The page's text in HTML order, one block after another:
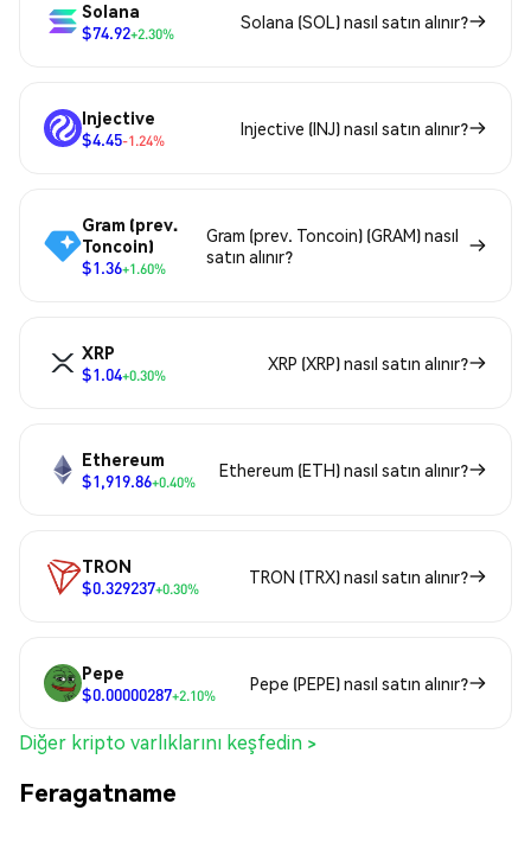
Solana
$74.92+2.30%
Solana (SOL) nasıl satın alınır?
Injective
$4.45-1.24%
Injective (INJ) nasıl satın alınır?
Gram (prev.
Toncoin)
$1.36+1.60%
Gram (prev. Toncoin) (GRAM) nasıl
satın alınır?
XRP
$1.04+0.30%
XRP (XRP) nasıl satın alınır?
Ethereum
$1,919.86+0.40%
Ethereum (ETH) nasıl satın alınır?
TRON
$0.329237+0.30%
TRON (TRX) nasıl satın alınır?
Pepe
$0.00000287+2.10%
Pepe (PEPE) nasıl satın alınır?
Diğer kripto varlıklarını keşfedin >
Feragatname